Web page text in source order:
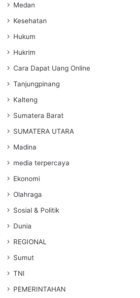
Medan
Kesehatan
Hukum
Hukrim
Cara Dapat Uang Online
Tanjungpinang
Kalteng
Sumatera Barat
SUMATERA UTARA
Madina
media terpercaya
Ekonomi
Olahraga
Sosial & Politik
Dunia
REGIONAL
Sumut
TNI
PEMERINTAHAN